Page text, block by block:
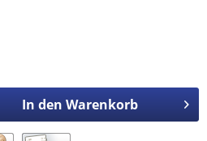
In den Warenkorb